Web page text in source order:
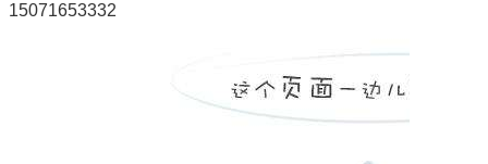
15071653332